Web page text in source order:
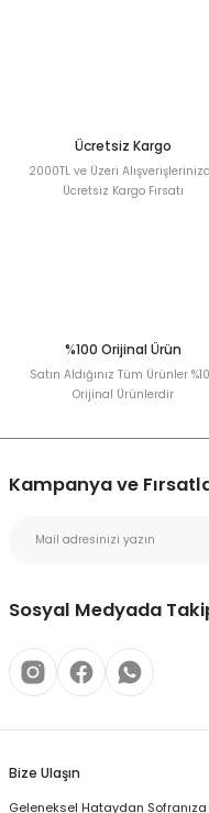
Ücretsiz Kargo
2000TL ve Üzeri
Ücretsiz Kargo Fırsatı
%100 Orijinal Ürün
Satın Aldığınız Tüm Ürünler
Orijinal Ürünlerdir
Kampanya ve
Sosyal Medyada
Bize Ulaşın
Geleneksel Hataydan Sofranıza